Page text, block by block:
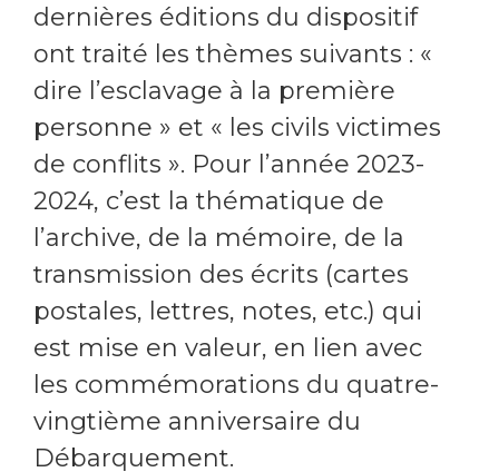
dernières éditions du dispositif
ont traité les thèmes suivants : «
dire l’esclavage à la première
personne » et « les civils victimes
de conflits ». Pour l’année 2023-
2024, c’est la thématique de
l’archive, de la mémoire, de la
transmission des écrits (cartes
postales, lettres, notes, etc.) qui
est mise en valeur, en lien avec
les commémorations du quatre-
vingtième anniversaire du
Débarquement.